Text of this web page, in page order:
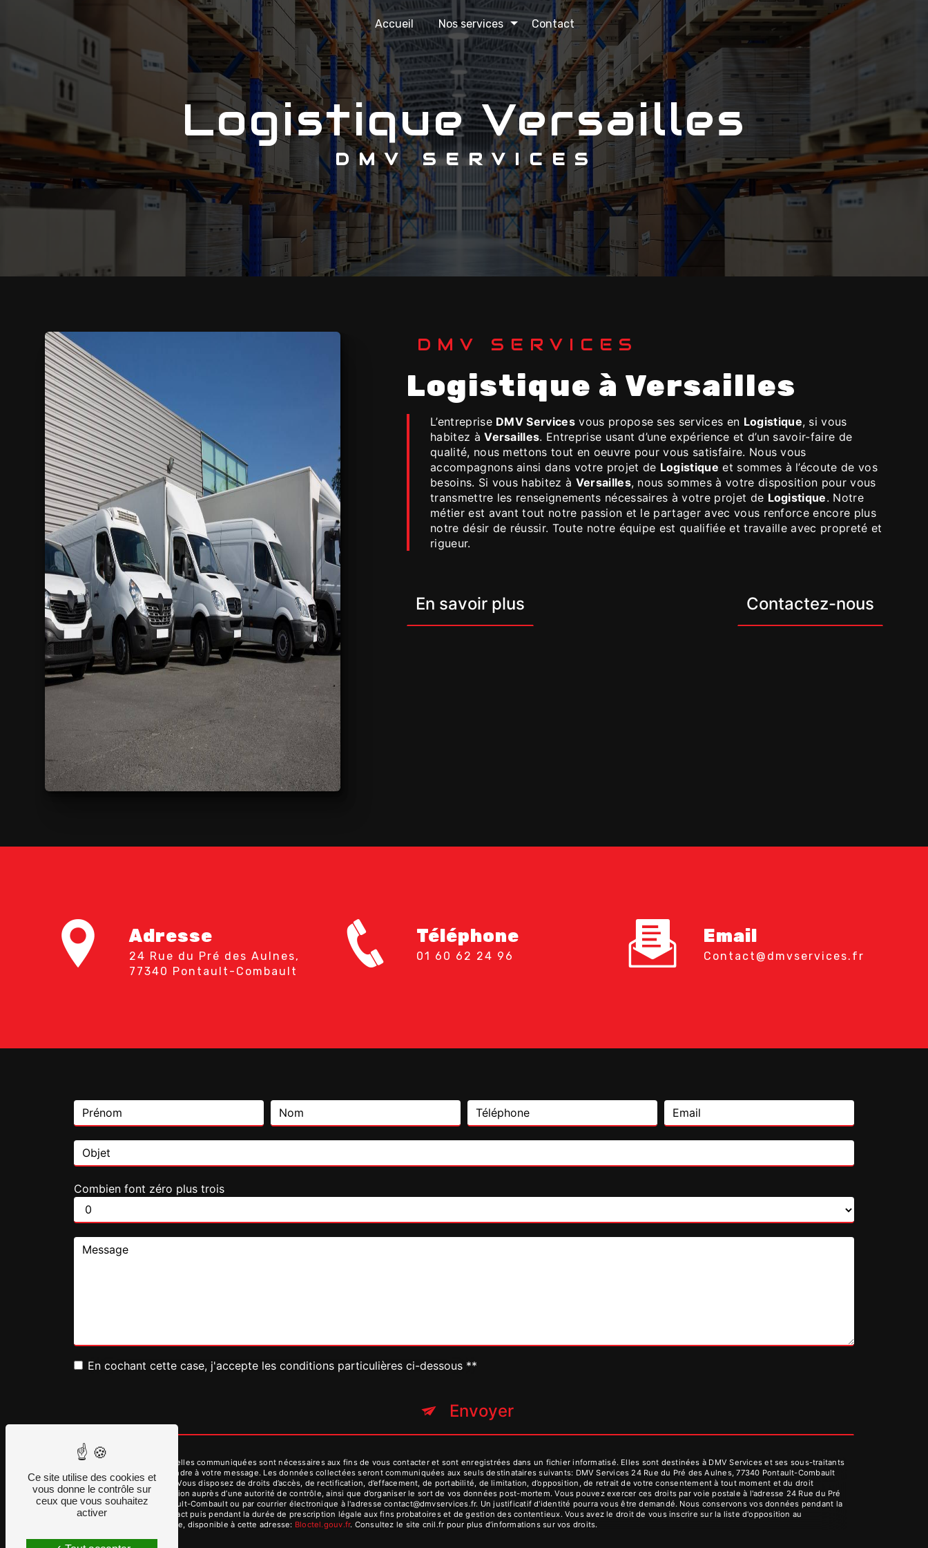
Accueil Nos services Contact
Logistique Versailles
DMV SERVICES
DMV SERVICES
Logistique à Versailles
L’entreprise DMV Services vous propose ses services en Logistique, si vous
habitez àVersailles. Entreprise usant d’une expérience et d’un savoir-faire de
qualité, nous mettons tout en oeuvre pour vous satisfaire. Nous vous
accompagnons ainsi dans votre projet de Logistique et sommes à l’écoute de vos
besoins. Si vous habitez à Versailles, nous sommes à votre disposition pour vous
transmettre les renseignements nécessaires à votre projet de Logistique. Notre
métier est avant tout notre passion et le partager avec vous renforce encore plus
notre désir de réussir. Toute notre équipe est qualifiée et travaille avec propreté et
rigueur.
En savoir plus Contactez-nous
Adresse
24 Rue du Pré des Aulnes,
77340 Pontault-Combault
Téléphone
01 60 62 24 96
Email
contact@dmvservices.fr
Combien font zéro plus trois
En cochant cette case, j'accepte les conditions particulières ci-dessous **
Envoyer
** Les données personnelles communiquées sont nécessaires aux fins de vous contacter et sont enregistrées dans un fichier informatisé. Elles sont destinées à DMV Services et ses sous-traitants
dans le seul but de répondre à votre message. Les données collectées seront communiquées aux seuls destinataires suivants: DMV Services 24 Rue du Pré des Aulnes, 77340 Pontault-Combault
contact@dmvservices.fr. Vous disposez de droits d’accès, de rectification, d’effacement, de portabilité, de limitation, d’opposition, de retrait de votre consentement à tout moment et du droit
d’introduire une réclamation auprès d’une autorité de contrôle, ainsi que d’organiser le sort de vos données post-mortem. Vous pouvez exercer ces droits par voie postale à l'adresse 24 Rue du Pré
des Aulnes, 77340 Pontault-Combault ou par courrier électronique à l'adresse contact@dmvservices.fr. Un justificatif d'identité pourra vous être demandé. Nous conservons vos données pendant la
période de prise de contact puis pendant la durée de prescription légale aux fins probatoires et de gestion des contentieux. Vous avez le droit de vous inscrire sur la liste d'opposition au
démarchage téléphonique, disponible à cette adresse:
Bloctel.gouv.fr. Consultez le site cnil.fr pour plus d’informations sur vos droits.
Ce site utilise des cookies et
vous donne le contrôle sur
ceux que vous souhaitez
activer